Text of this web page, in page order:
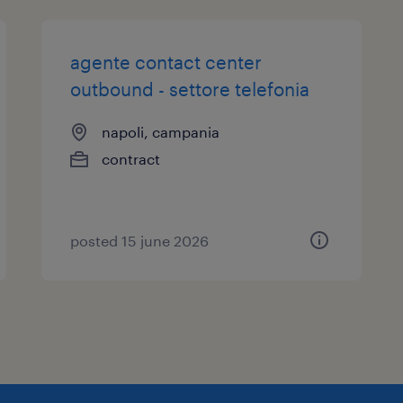
agente contact center
outbound - settore telefonia
napoli, campania
contract
posted 15 june 2026